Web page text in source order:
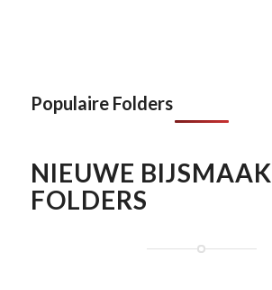
Populaire Folders
NIEUWE BIJSMAAK
FOLDERS